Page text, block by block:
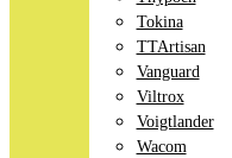
Tokina
TTArtisan
Vanguard
Viltrox
Voigtlander
Wacom